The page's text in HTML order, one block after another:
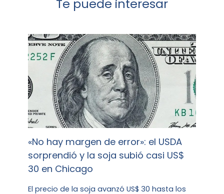
Te puede interesar
«No hay margen de error»: el USDA
sorprendió y la soja subió casi US$
30 en Chicago
El precio de la soja avanzó US$ 30 hasta los